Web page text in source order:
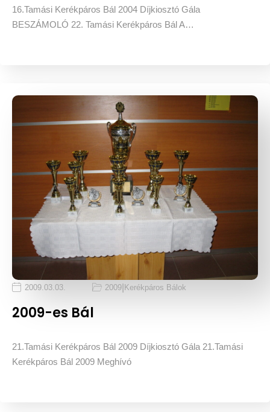
16.Tamási Kerékpáros Bál 2004 Díjkiosztó Gála
BESZÁMOLÓ 22. Tamási Kerékpáros Bál A…
2009.03.03. 2009 Kerékpáros Bálok
2009-es Bál
21.Tamási Kerékpáros Bál 2009 Díjkiosztó Gála 21.Tamási
Kerékpáros Bál 2009 Meghívó